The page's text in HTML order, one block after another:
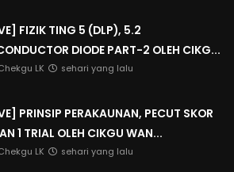
FIZIK TING 5 (DLP), 5.2
DIODE PART-2 OLEH CIKG...
LK sehari yang lalu
PRINSIP PERAKAUNAN, PECUT SKOR
1 TRIAL OLEH CIKGU WAN...
LK sehari yang lalu